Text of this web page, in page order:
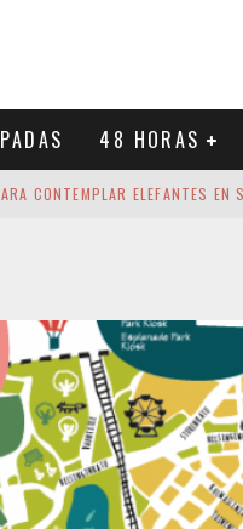
48 HORAS
CONTEMPLAR ELEFANTES EN
ENTRE VOLCANES Y SELVA
QUE CONVIERTE A